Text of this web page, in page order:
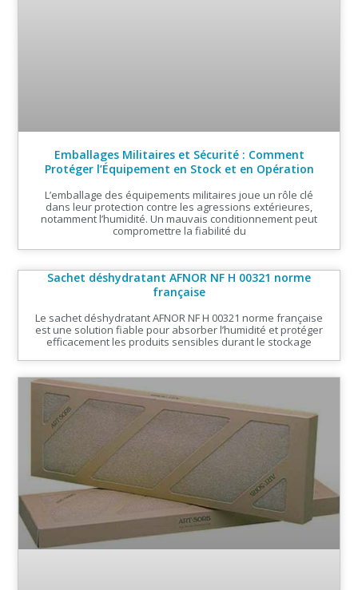
Emballages Militaires et Sécurité : Comment
Protéger l’Équipement en Stock et en Opération
L’emballage des équipements militaires joue un rôle clé
dans leur protection contre les agressions extérieures,
notamment l’humidité. Un mauvais conditionnement peut
compromettre la fiabilité du
Sachet déshydratant AFNOR NF H 00321 norme
française
Le sachet déshydratant AFNOR NF H 00321 norme française
est une solution fiable pour absorber l’humidité et protéger
efficacement les produits sensibles durant le stockage